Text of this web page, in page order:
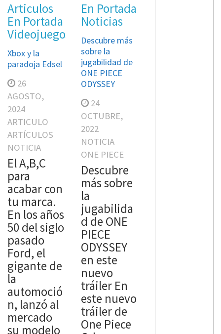
Articulos
En Portada
Videojuegos
Xbox y la
paradoja Edsel
26
AGOSTO,
2024
ARTICULO
ARTÍCULOS
NOTICIA
El A,B,C
para
acabar con
tu marca.
En los años
50 del siglo
pasado
Ford, el
gigante de
la
automoció
n, lanzó al
mercado
su modelo
En Portada
Noticias
Descubre más
sobre la
jugabilidad de
ONE PIECE
ODYSSEY
24
OCTUBRE,
2022
NOTICIA
ONE PIECE
Descubre
más sobre
la
jugabilida
d de ONE
PIECE
ODYSSEY
en este
nuevo
tráiler En
este nuevo
tráiler de
One Piece